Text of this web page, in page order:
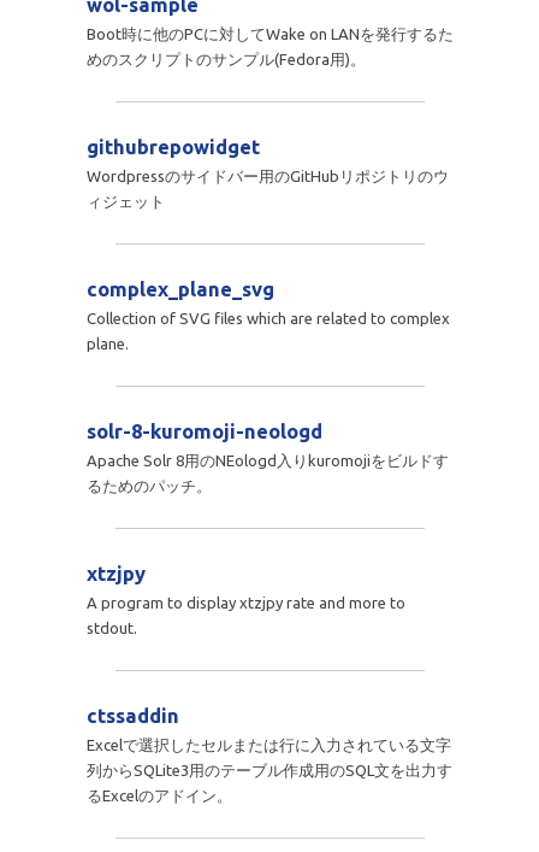
wol-sample
Boot時に他のPCに対してWake on LANを発行するた
めのスクリプトのサンプル(Fedora用)。
githubrepowidget
Wordpressのサイドバー用のGitHubリポジトリのウ
ィジェット
complex_plane_svg
Collection of SVG files which are related to complex
plane.
solr-8-kuromoji-neologd
Apache Solr 8用のNEologd入りkuromojiをビルドす
るためのパッチ。
xtzjpy
A program to display xtzjpy rate and more to
stdout.
ctssaddin
Excelで選択したセルまたは行に入力されている文字
列からSQLite3用のテーブル作成用のSQL文を出力す
るExcelのアドイン。